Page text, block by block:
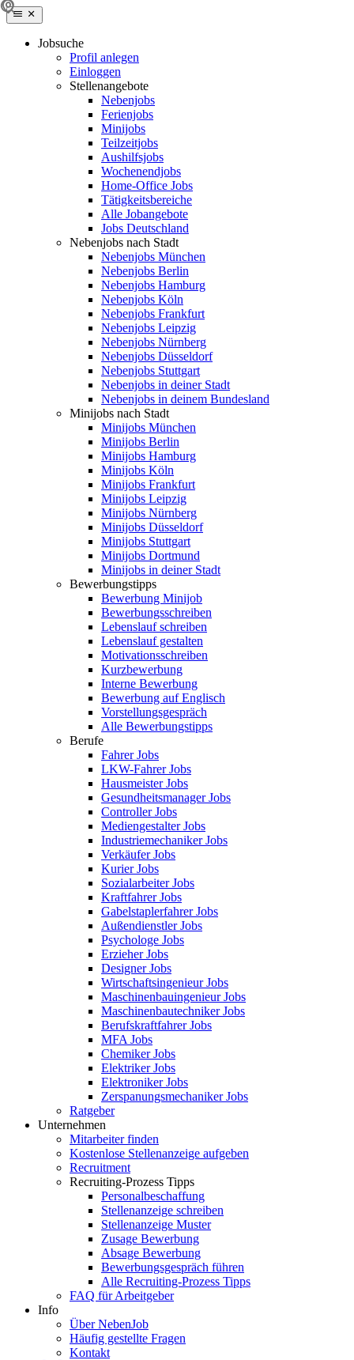
Jobsuche
Profil anlegen
Einloggen
Stellenangebote
Nebenjobs
Ferienjobs
Minijobs
Teilzeitjobs
Aushilfsjobs
Wochenendjobs
Home-Office Jobs
Tätigkeitsbereiche
Alle Jobangebote
Jobs Deutschland
Nebenjobs nach Stadt
Nebenjobs München
Nebenjobs Berlin
Nebenjobs Hamburg
Nebenjobs Köln
Nebenjobs Frankfurt
Nebenjobs Leipzig
Nebenjobs Nürnberg
Nebenjobs Düsseldorf
Nebenjobs Stuttgart
Nebenjobs in deiner Stadt
Nebenjobs in deinem Bundesland
Minijobs nach Stadt
Minijobs München
Minijobs Berlin
Minijobs Hamburg
Minijobs Köln
Minijobs Frankfurt
Minijobs Leipzig
Minijobs Nürnberg
Minijobs Düsseldorf
Minijobs Stuttgart
Minijobs Dortmund
Minijobs in deiner Stadt
Bewerbungstipps
Bewerbung Minijob
Bewerbungsschreiben
Lebenslauf schreiben
Lebenslauf gestalten
Motivationsschreiben
Kurzbewerbung
Interne Bewerbung
Bewerbung auf Englisch
Vorstellungsgespräch
Alle Bewerbungstipps
Berufe
Fahrer Jobs
LKW-Fahrer Jobs
Hausmeister Jobs
Gesundheitsmanager Jobs
Controller Jobs
Mediengestalter Jobs
Industriemechaniker Jobs
Verkäufer Jobs
Kurier Jobs
Sozialarbeiter Jobs
Kraftfahrer Jobs
Gabelstaplerfahrer Jobs
Außendienstler Jobs
Psychologe Jobs
Erzieher Jobs
Designer Jobs
Wirtschaftsingenieur Jobs
Maschinenbauingenieur Jobs
Maschinenbautechniker Jobs
Berufskraftfahrer Jobs
MFA Jobs
Chemiker Jobs
Elektriker Jobs
Elektroniker Jobs
Zerspanungsmechaniker Jobs
Ratgeber
Unternehmen
Mitarbeiter finden
Kostenlose Stellenanzeige aufgeben
Recruitment
Recruiting-Prozess Tipps
Personalbeschaffung
Stellenanzeige schreiben
Stellenanzeige Muster
Zusage Bewerbung
Absage Bewerbung
Bewerbungsgespräch führen
Alle Recruiting-Prozess Tipps
FAQ für Arbeitgeber
Info
Über NebenJob
Häufig gestellte Fragen
Kontakt